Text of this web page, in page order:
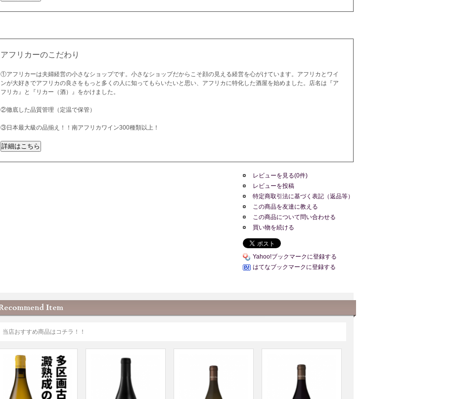
アフリカーのこだわり
①アフリカーは夫婦経営の小さなショップです。小さなショップだからこそ顔の見える経営を心がけています。アフリカとワイ
ンが大好きでアフリカの良さをもっと多くの人に知ってもらいたいと思い、アフリカに特化した酒屋を始めました。店名は『ア
フリカ』と『リカー（酒）』をかけました。
②徹底した品質管理（定温で保管）
③日本最大級の品揃え！！南アフリカワイン300種類以上！
レビューを見る(0件)
レビューを投稿
特定商取引法に基づく表記（返品等）
この商品を友達に教える
この商品について問い合わせる
買い物を続ける
Yahoo!ブックマークに登録する
はてなブックマークに登録する
当店おすすめ商品はコチラ！！